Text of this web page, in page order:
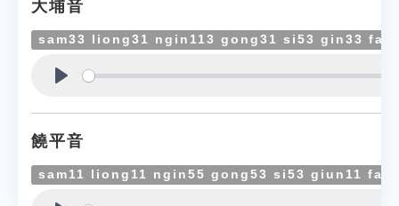
大埔音
sam33 liong31 ngin113 gong31 si53 gin33
饒平音
sam11 liong11 ngin55 gong53 si53 giun11